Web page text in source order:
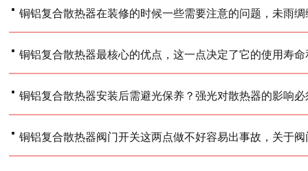
· 铜铝复合散热器在装修的时候一些需要注意的问题，未雨
· 铜铝复合散热器最核心的优点，这一点决定了它的使用寿
· 铜铝复合散热器安装后需避光保养？强光对散热器的影响
· 铜铝复合散热器阀门开关这两点做不好容易出事故，关于